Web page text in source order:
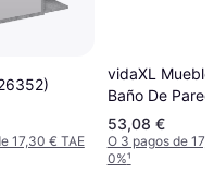
17,30 € TAE
vidaXL
Baño De
Espejo Roble
60x21x60 Cm
53,08 €
O 3 pagos de
0%¹